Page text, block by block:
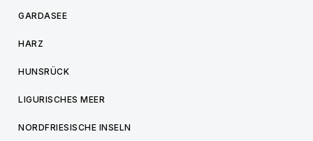
GARDASEE
HARZ
HUNSRÜCK
LIGURISCHES MEER
NORDFRIESISCHE INSELN